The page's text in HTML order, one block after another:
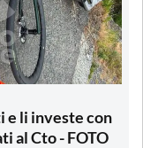
e li investe con
al Cto - FOTO